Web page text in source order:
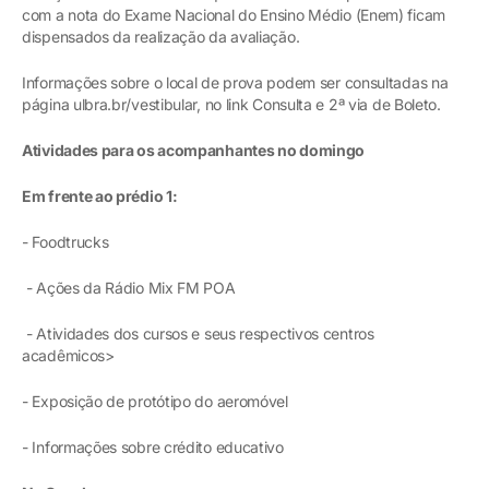
com a nota do Exame Nacional do Ensino Médio (Enem) ficam
dispensados da realização da avaliação.
Informações sobre o local de prova podem ser consultadas na
página ulbra.br/vestibular, no link Consulta e 2ª via de Boleto.
Atividades para os acompanhantes no domingo
Em frente ao prédio 1:
- Foodtrucks
- Ações da Rádio Mix FM POA
- Atividades dos cursos e seus respectivos centros
acadêmicos>
- Exposição de protótipo do aeromóvel
- Informações sobre crédito educativo